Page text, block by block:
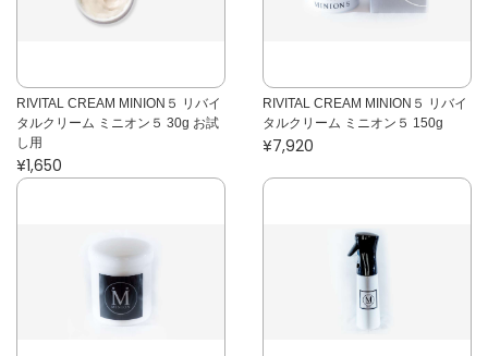
RIVITAL CREAM MINION５ リバイ
タルクリーム ミニオン５ 30g お試
し用
¥1,650
RIVITAL CREAM MINION５ リバイ
タルクリーム ミニオン５ 150g
¥7,920